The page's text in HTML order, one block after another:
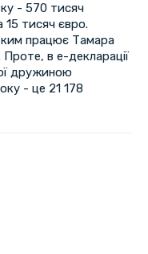
- 570 тисяч
тисяч євро.
ким працює Тамара
в е-декларації
дружиною
- це 21 178